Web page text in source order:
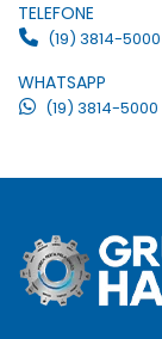
TELEFONE
(19) 3814-5000
WHATSAPP
(19) 3814-5000